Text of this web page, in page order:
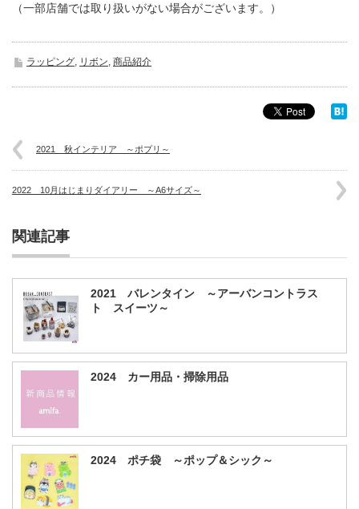
（一部店舗では取り扱いがない場合がございます。）
ラッピング リボン 商品紹介
2021 秋インテリア ～ポプリ～
2022 10月はじまりダイアリー ～A6サイズ～
関連記事
2021 バレンタイン ～アーバンコントラス
ト スイーツ～
2024 カー用品・掃除用品
2024 ポチ袋 ～ポップ＆シック～